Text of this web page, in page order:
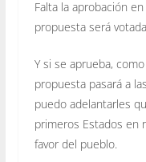
Falta la aprobación
propuesta será
Y si se aprueba,
propuesta pasará a
puedo adelantarles
primeros Estados en
favor del pueblo.